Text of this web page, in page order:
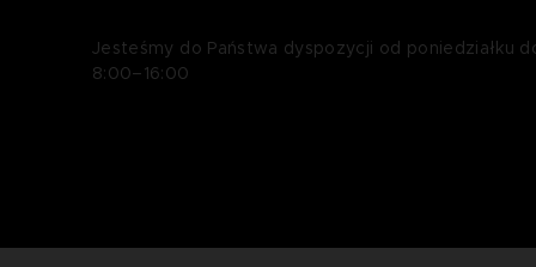
Jesteśmy do Państwa dyspozycji od poniedziałku
8:00–16:00